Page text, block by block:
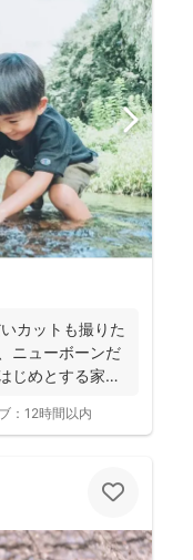
カットも撮りた
ニューボーンだ
じめとする家族
： 12時間以内